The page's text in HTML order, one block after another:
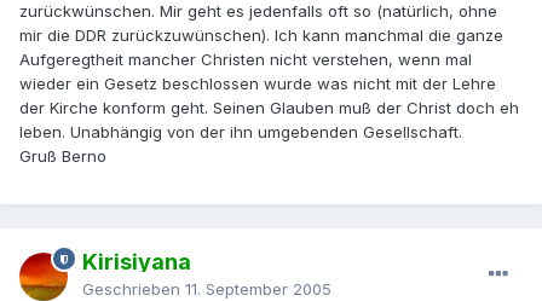
zurückwünschen. Mir geht es jedenfalls oft so (natürlich, ohne
mir die DDR zurückzuwünschen). Ich kann manchmal die ganze
Aufgeregtheit mancher Christen nicht verstehen, wenn mal
wieder ein Gesetz beschlossen wurde was nicht mit der Lehre
der Kirche konform geht. Seinen Glauben muß der Christ doch eh
leben. Unabhängig von der ihn umgebenden Gesellschaft.
Gruß Berno
Kirisiyana
Geschrieben 11. September 2005